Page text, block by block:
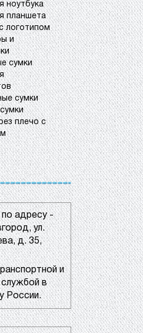
ноутбука
планшета
логотипом
и
сумки
сумки
плечо с
адресу -
ул.
д. 35,
и
службой в
России.